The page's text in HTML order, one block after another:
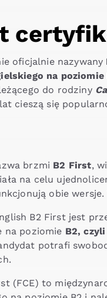
oficjalnie nazywany
na poziomie
do rodziny
cieszą się
brzmi B2 First,
na celu
obie
B2 First jest
na poziomie B2, czyli
potrafi
(FCE) to